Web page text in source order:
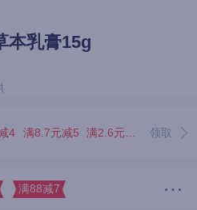
本乳膏15g
领取
4 满8.7元减5 满2.6元减2.5 满8.7
满88减7